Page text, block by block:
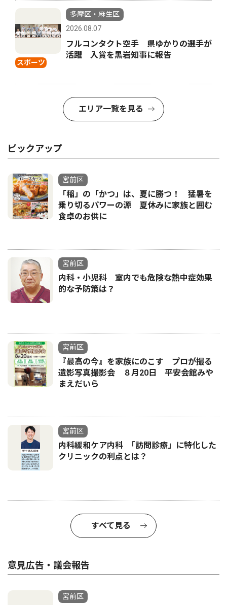
スポーツ
多摩区・麻生区
2026.08.07
フルコンタクト空手 県ゆかりの選手が
活躍 入賞を黒岩知事に報告
エリア一覧を見る
ピックアップ
宮前区
「稲」の「かつ」は、夏に勝つ！ 猛暑を
乗り切るパワーの源 夏休みに家族と囲む
食卓のお供に
宮前区
内科・小児科 室内でも危険な熱中症効果
的な予防策は？
宮前区
『最高の今』を家族にのこす プロが撮る
遺影写真撮影会 ８月20日 平安会館みや
まえだいら
宮前区
内科緩和ケア内科 ｢訪問診療」に特化した
クリニックの利点とは？
すべて見る
意見広告・議会報告
宮前区